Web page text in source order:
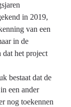
in 2019,
van een
in de
het project
bestaat dat de
een ander
nog toekennen